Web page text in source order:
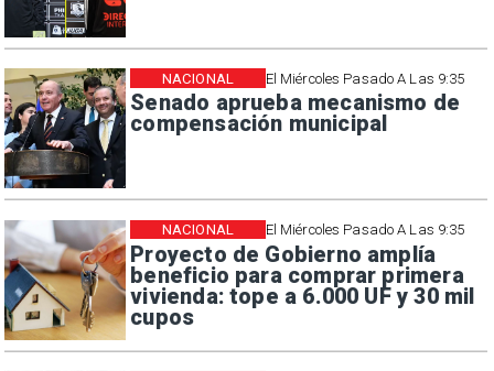
El Miércoles Pasado A Las 9:35
Senado aprueba mecanismo de
compensación municipal
NACIONAL
El Miércoles Pasado A Las 9:35
Proyecto de Gobierno amplía
beneficio para comprar primera
vivienda: tope a 6.000 UF y 30 mil
cupos
NACIONAL